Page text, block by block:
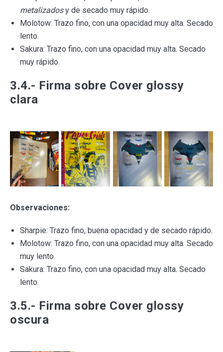
metalizadosy de secado muy rápido.
Molotow: Trazo fino, con una opacidad muy alta. Secado
lento.
Sakura: Trazo fino, con una opacidad muy alta. Secado
muy rápido.
3.4.- Firma sobre Cover glossy
clara
Observaciones:
Sharpie: Trazo fino, buena opacidad y de secado rápido.
Molotow: Trazo fino, con una opacidad muy alta. Secado
muy lento.
Sakura: Trazo fino, con una opacidad muy alta. Secado
lento.
3.5.- Firma sobre Cover glossy
oscura